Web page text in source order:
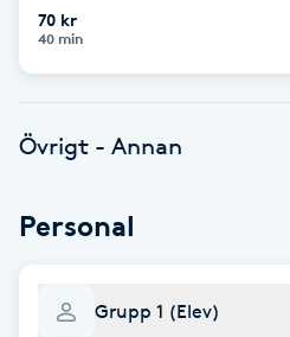
BIAB
Bottenfärg
Brynformning
70 kr
40 min
Övrigt - Annan
Personal
Grupp 1 (Elev)